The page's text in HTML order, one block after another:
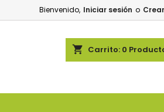
Bienvenido, Iniciar sesión o
shopping_cart Carrito: 0